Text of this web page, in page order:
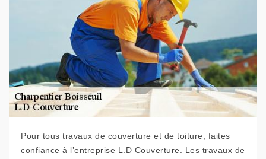
Pour tous travaux de couverture et de toiture, faites
confiance à l’entreprise L.D Couverture. Les travaux de